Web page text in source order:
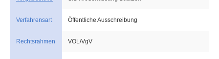
Verfahrensart Öffentliche Ausschreibung
Rechtsrahmen VOL/VgV